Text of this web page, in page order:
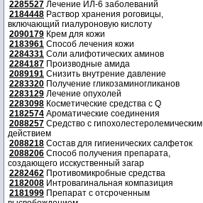
2285527 Лечение ИЛ-6 заболеваний
2184448 Раствор хранения роговицы,
включающий гиалуроновую кислоту
2090179 Крем для кожи
2183961 Способ лечения кожи
2284331 Соли алифотических аминов
2284187 Производные амида
2089191 Снизить внутрение давление
2283320 Получение гликозаминогликанов
2283129 Лечение опухолей
2283098 Косметические средства с Q
2182574 Ароматические соединения
2088257 Средство с гипохолестеролемическим
действием
2088218 Состав для гигиенических салфеток
2088206 Способ получения препарата,
создающего исскуственный загар
2282462 Противомикробные средства
2182008 Интровагинальная компазиция
2181999 Препарат с отсроченным